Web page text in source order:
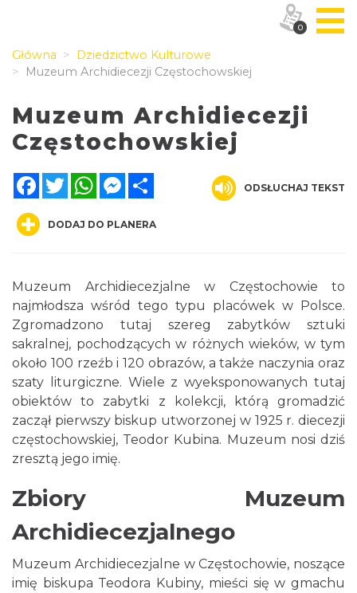
Główna
Dziedzictwo Kulturowe
Muzeum Archidiecezji Częstochowskiej
Muzeum Archidiecezji
Częstochowskiej
FacebookTwitterWhatsAppMessenger
ODSŁUCHAJ TEKST
DODAJ DO PLANERA
Muzeum Archidiecezjalne w Częstochowie to
najmłodsza wśród tego typu placówek w Polsce.
Zgromadzono tutaj szereg zabytków sztuki
sakralnej, pochodzących w różnych wieków, w tym
około 100 rzeźb i 120 obrazów, a także naczynia oraz
szaty liturgiczne. Wiele z wyeksponowanych tutaj
obiektów to zabytki z kolekcji, którą gromadzić
zaczął pierwszy biskup utworzonej w 1925 r. diecezji
częstochowskiej, Teodor Kubina. Muzeum nosi dziś
zresztą jego imię.
Zbiory Muzeum
Archidiecezjalnego
Muzeum Archidiecezjalne w Częstochowie, noszące
imię biskupa Teodora Kubiny, mieści się w gmachu
0